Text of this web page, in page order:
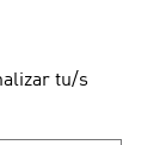
tu/s